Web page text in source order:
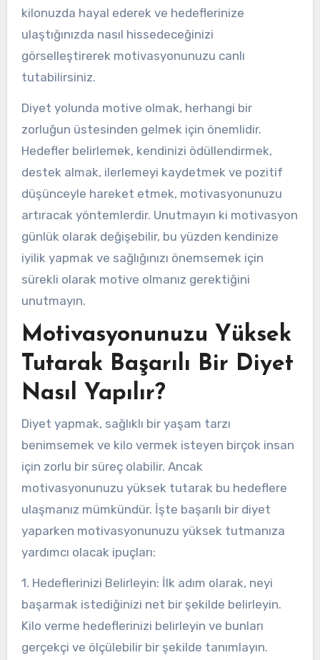
kilonuzda hayal ederek ve hedeflerinize
ulaştığınızda nasıl hissedeceğinizi
görselleştirerek motivasyonunuzu canlı
tutabilirsiniz.
Diyet yolunda motive olmak, herhangi bir
zorluğun üstesinden gelmek için önemlidir.
Hedefler belirlemek, kendinizi ödüllendirmek,
destek almak, ilerlemeyi kaydetmek ve pozitif
düşünceyle hareket etmek, motivasyonunuzu
artıracak yöntemlerdir. Unutmayın ki motivasyon
günlük olarak değişebilir, bu yüzden kendinize
iyilik yapmak ve sağlığınızı önemsemek için
sürekli olarak motive olmanız gerektiğini
unutmayın.
Motivasyonunuzu Yüksek
Tutarak Başarılı Bir Diyet
Nasıl Yapılır?
Diyet yapmak, sağlıklı bir yaşam tarzı
benimsemek ve kilo vermek isteyen birçok insan
için zorlu bir süreç olabilir. Ancak
motivasyonunuzu yüksek tutarak bu hedeflere
ulaşmanız mümkündür. İşte başarılı bir diyet
yaparken motivasyonunuzu yüksek tutmanıza
yardımcı olacak ipuçları:
1. Hedeflerinizi Belirleyin: İlk adım olarak, neyi
başarmak istediğinizi net bir şekilde belirleyin.
Kilo verme hedeflerinizi belirleyin ve bunları
gerçekçi ve ölçülebilir bir şekilde tanımlayın.